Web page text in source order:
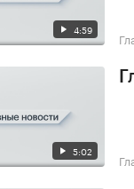
4:59
5:02